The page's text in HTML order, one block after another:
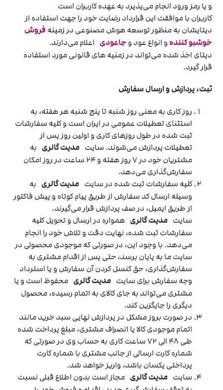
و یا رمز ورود انجام می‏‌پذیرد به عهده کاربران است
کاربران با موافقت این قرارداد رضایت خود را جهت استفاده از
دیتایشان به منظور توسعه هوش مصنوعی در زمینه فروش
خوشبو کننده و انواع عود و جاعودی اعلام می‌دارند.
دیتای اخذ شده می‌تواند در زمنیه های قانونی مورد استفاده
قرار گیرد.
ثبت، پردازش و ارسال سفارش
روز کاری به معنی روز شنبه تا پنج شنبه هر هفته، به
استثنای تعطیلات عمومی در ایران است و کلیه سفارشات
ثبت شده در طول روزهای کاری و اولین روز پس از
تعطیلات پردازش می‌‏شوند. سایت مدیت گالری به
مشتریان خود در ۷ روز هفته و ۲۴ ساعت در روز امکان
سفارش‌‏گذاری می‌‏دهد.
کلیه سفارشات ثبت شده در سایت مدیت گالری به
وسیله ارسال کد سفارش از طریق پیام کوتاه و پیش فاکتور
از طریق ایمیل، در صف پردازش قرار می‏‌گیرند.
سایت مدیت گالری همواره در ارسال و تحویل کلیه
سفارشات ثبت شده، نهایت دقت و تلاش خود را انجام
می‌دهد. با وجود این، در صورتی که موجودی محصولی در
سایت ما به پایان برسد، حتی پس از اقدام مشتری به
سفارش‌‏گذاری، حق کنسل کردن آن سفارش و یا استرداد
وجه سفارش برای سایت مدیت گالری محفوظ است و یا
مشتری می‏‌تواند به جای کالای به اتمام رسیده، محصول
دیگری را جایگزین کند.
در صورت بروز مشکل در پردازش نهایی سبد خرید مانند
اتمام موجودی کالا یا انصراف مشتری، مبلغ پرداخت شده
طی ۴۸ الی ۷۲ ساعت کاری به حساب وی در صورتی که
شماره کارت ارسالی از جانب مشتری با شماره کارت
پرداختی یکسان باشد، واریز خواهد شد.
سایت مدیت گالری مجاز است بدون اطلاع قبلی نسبت